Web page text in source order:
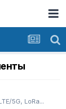
5G, LoRa...